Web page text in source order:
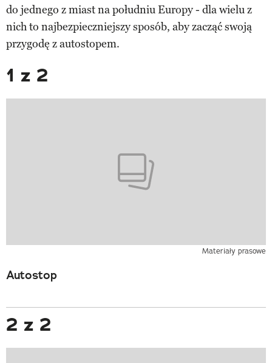
do jednego z miast na południu Europy - dla wielu z
nich to najbezpieczniejszy sposób, aby zacząć swoją
przygodę z autostopem.
1 z 2
Materiały prasowe
Autostop
2 z 2